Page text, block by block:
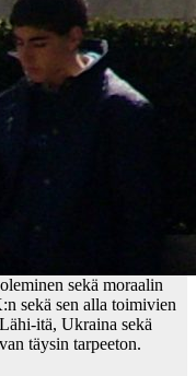
sekä moraalin
sekä sen alla toimivien
itä, Ukraina sekä
täysin tarpeeton.